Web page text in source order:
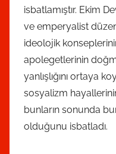
isbatlamıştır. Ekim
ve emperyalist
ideolojik
apolegetlerinin
yanlışlığını ortaya
sosyalizm
bunların sonunda
olduğunu isbatladı.